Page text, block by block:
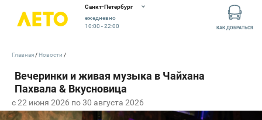
Санкт-Петербург
ежедневно
10:00 - 22:00
КАК ДОБРАТЬСЯ
c 22 июня 2026 по 30 августа 2026
Главная Новости